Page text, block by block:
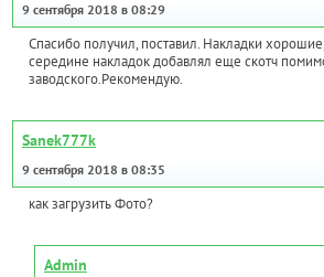
9 сентября 2018 в 08:29
Спасибо получил, поставил. Накладки
середине накладок добавлял еще скотч
заводского.Рекомендую.
Sanek777k
9 сентября 2018 в 08:35
как загрузить Фото?
Admin